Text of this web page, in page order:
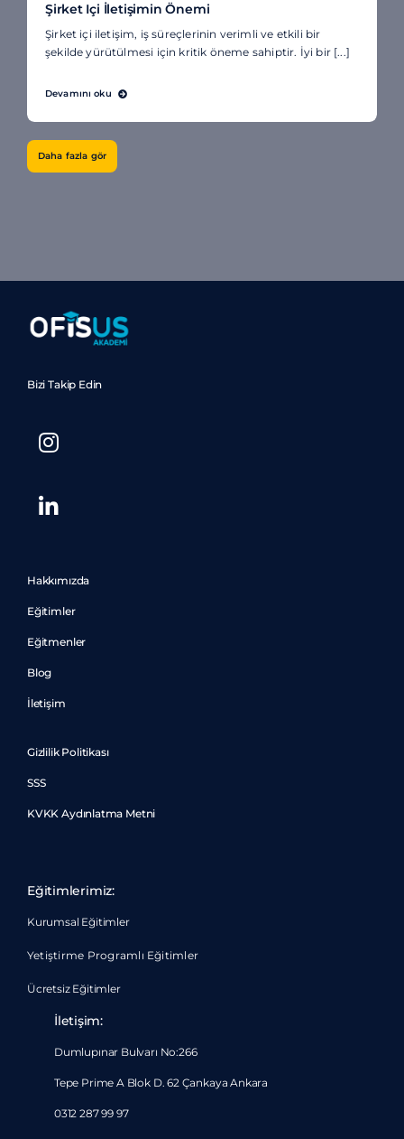
Şirket Içi İletişimin Önemi
Şirket içi iletişim, iş süreçlerinin verimli ve etkili bir
şekilde yürütülmesi için kritik öneme sahiptir. İyi bir [...]
Devamını oku
Daha fazla gör
Bizi Takip Edin
Hakkımızda
Eğitimler
Eğitmenler
Blog
İletişim
Gizlilik Politikası
SSS
KVKK Aydınlatma Metni
Eğitimlerimiz:
Kurumsal Eğitimler
Yetiştirme Programlı Eğitimler
Ücretsiz Eğitimler
İletişim:
Dumlupınar Bulvarı No:266
Tepe Prime A Blok D. 62 Çankaya Ankara
0312 287 99 97